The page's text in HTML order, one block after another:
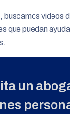
buscamos videos
que puedan
un